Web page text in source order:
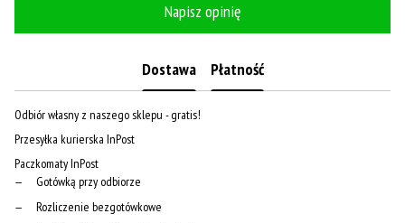
Napisz opinię
Dostawa Płatność
Odbiór własny z naszego sklepu - gratis!
Przesyłka kurierska InPost
Paczkomaty InPost
Gotówką przy odbiorze
Rozliczenie bezgotówkowe